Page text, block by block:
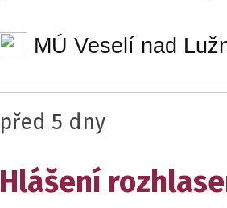
MÚ Veselí nad
před 5 dny
Hlášení